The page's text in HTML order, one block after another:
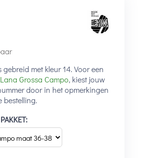
met kleur 14. Voor een
Lana Grossa Campo, kiest jouw
door in het opmerkingen
bestelling.